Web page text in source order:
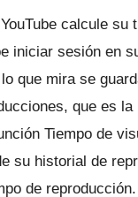
calcule su
iniciar sesión en
que mira se
que es la
Tiempo de
su historial de
de reproducción.